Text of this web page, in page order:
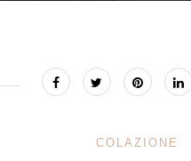
COLAZIONE